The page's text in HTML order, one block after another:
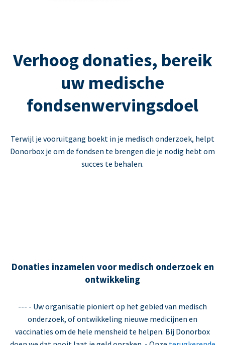
Verhoog donaties, bereik
uw medische
fondsenwervingsdoel
Terwijl je vooruitgang boekt in je medisch onderzoek, helpt
Donorbox je om de fondsen te brengen die je nodig hebt om
succes te behalen.
Donaties inzamelen voor medisch onderzoek en
ontwikkeling
--- - Uw organisatie pioniert op het gebied van medisch
onderzoek, of ontwikkeling nieuwe medicijnen en
vaccinaties om de hele mensheid te helpen. Bij Donorbox